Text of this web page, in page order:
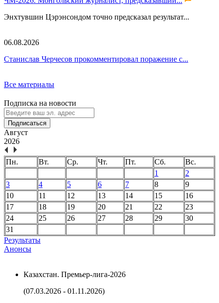
Энхтувшин Цэрэнсондом точно предсказал результат...
06.08.2026
Станислав Черчесов прокомментировал поражение с...
Все материалы
Подписка на новости
Подписаться
Август
2026
Пн. Вт. Ср. Чт. Пт. Сб.
Вс.
1
2
3
4 5 6 7 8
9
10
11 12 13 14 15
16
17
18 19 20 21 22
23
24
25 26 27 28 29
30
31
Результаты
Анонсы
Казахстан. Премьер-лига-2026
(07.03.2026 - 01.11.2026)